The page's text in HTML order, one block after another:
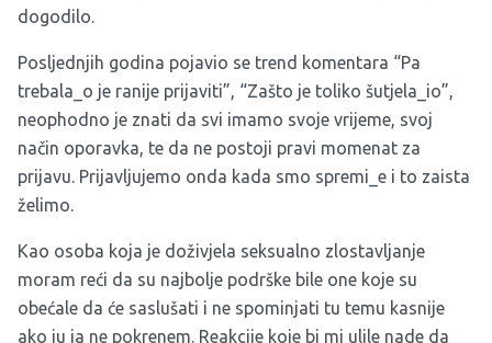
dogodilo.
Posljednjih godina pojavio se trend komentara “Pa
trebala_o je ranije prijaviti”, “Zašto je toliko šutjela_io”,
neophodno je znati da svi imamo svoje vrijeme, svoj
način oporavka, te da ne postoji pravi momenat za
prijavu. Prijavljujemo onda kada smo spremi_e i to zaista
želimo.
Kao osoba koja je doživjela seksualno zlostavljanje
moram reći da su najbolje podrške bile one koje su
obećale da će saslušati i ne spominjati tu temu kasnije
ako ju ja ne pokrenem. Reakcije koje bi mi ulile nade da